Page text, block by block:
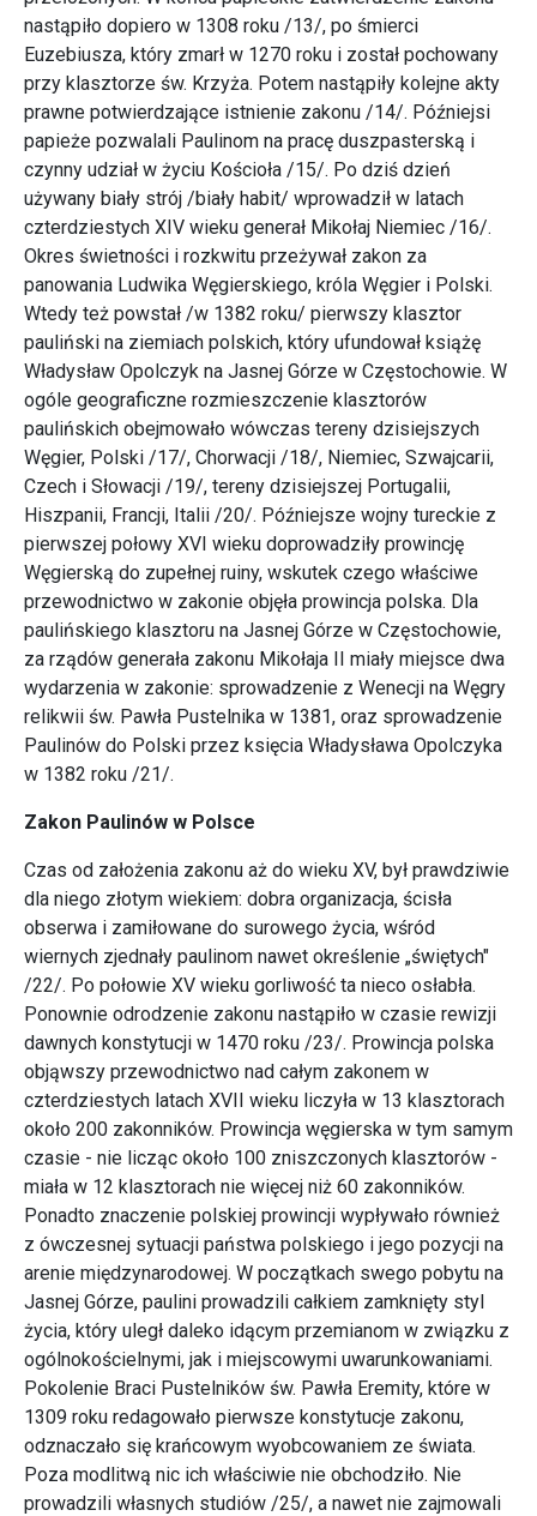
nastąpiło dopiero w 1308 roku /13/, po śmierci
Euzebiusza, który zmarł w 1270 roku i został pochowany
przy klasztorze św. Krzyża. Potem nastąpiły kolejne akty
prawne potwierdzające istnienie zakonu /14/. Późniejsi
papieże pozwalali Paulinom na pracę duszpasterską i
czynny udział w życiu Kościoła /15/. Po dziś dzień
używany biały strój /biały habit/ wprowadził w latach
czterdziestych XIV wieku generał Mikołaj Niemiec /16/.
Okres świetności i rozkwitu przeżywał zakon za
panowania Ludwika Węgierskiego, króla Węgier i Polski.
Wtedy też powstał /w 1382 roku/ pierwszy klasztor
pauliński na ziemiach polskich, który ufundował książę
Władysław Opolczyk na Jasnej Górze w Częstochowie. W
ogóle geograficzne rozmieszczenie klasztorów
paulińskich obejmowało wówczas tereny dzisiejszych
Węgier, Polski /17/, Chorwacji /18/, Niemiec, Szwajcarii,
Czech i Słowacji /19/, tereny dzisiejszej Portugalii,
Hiszpanii, Francji, Italii /20/. Późniejsze wojny tureckie z
pierwszej połowy XVI wieku doprowadziły prowincję
Węgierską do zupełnej ruiny, wskutek czego właściwe
przewodnictwo w zakonie objęła prowincja polska. Dla
paulińskiego klasztoru na Jasnej Górze w Częstochowie,
za rządów generała zakonu Mikołaja II miały miejsce dwa
wydarzenia w zakonie: sprowadzenie z Wenecji na Węgry
relikwii św. Pawła Pustelnika w 1381, oraz sprowadzenie
Paulinów do Polski przez księcia Władysława Opolczyka
w 1382 roku /21/.
Zakon Paulinów w Polsce
Czas od założenia zakonu aż do wieku XV, był prawdziwie
dla niego złotym wiekiem: dobra organizacja, ścisła
obserwa i zamiłowane do surowego życia, wśród
wiernych zjednały paulinom nawet określenie „świętych"
/22/. Po połowie XV wieku gorliwość ta nieco osłabła.
Ponownie odrodzenie zakonu nastąpiło w czasie rewizji
dawnych konstytucji w 1470 roku /23/. Prowincja polska
objąwszy przewodnictwo nad całym zakonem w
czterdziestych latach XVII wieku liczyła w 13 klasztorach
około 200 zakonników. Prowincja węgierska w tym samym
czasie - nie licząc około 100 zniszczonych klasztorów -
miała w 12 klasztorach nie więcej niż 60 zakonników.
Ponadto znaczenie polskiej prowincji wypływało również
z ówczesnej sytuacji państwa polskiego i jego pozycji na
arenie międzynarodowej. W początkach swego pobytu na
Jasnej Górze, paulini prowadzili całkiem zamknięty styl
życia, który uległ daleko idącym przemianom w związku z
ogólnokościelnymi, jak i miejscowymi uwarunkowaniami.
Pokolenie Braci Pustelników św. Pawła Eremity, które w
1309 roku redagowało pierwsze konstytucje zakonu,
odznaczało się krańcowym wyobcowaniem ze świata.
Poza modlitwą nic ich właściwie nie obchodziło. Nie
prowadzili własnych studiów /25/, a nawet nie zajmowali